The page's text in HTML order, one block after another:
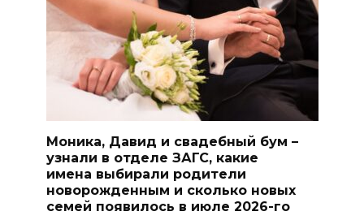
Моника, Давид и свадебный бум –
узнали в отделе ЗАГС, какие
имена выбирали родители
новорожденным и сколько новых
семей появилось в июле 2026-го